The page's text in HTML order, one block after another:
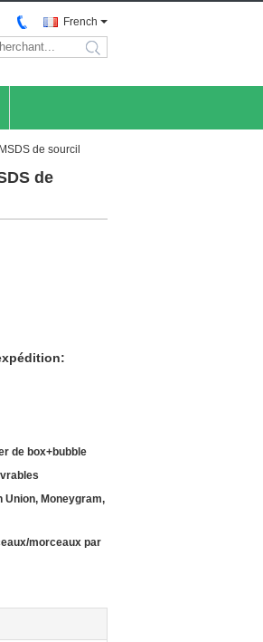
French
search
de sourcil
de
de box+bubble
Union, Moneygram,
morceaux par